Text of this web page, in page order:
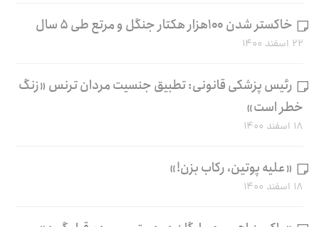
خاکستر شدن ۱۰۰هزار هکتار جنگل و مرتع طی ۵ سال
۲۲ اسفند ۱۴۰۰
رئیس پزشکی قانونی: تطبیق جنسیت مردان ترنس «زنگ
خطر است»
۱۸ اسفند ۱۴۰۰
«علیه پوتین، رکاب بزن!»
۱۸ اسفند ۱۴۰۰